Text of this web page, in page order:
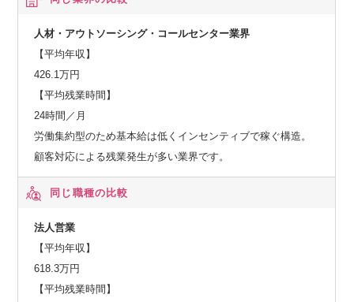
人材・アウトソーシング・コールセンター業界
【平均年収】
426.1万円
【平均残業時間】
24時間／月
労働集約型のため基本給は低くインセンティブで稼ぐ構造。
顧客対応による残業発生が多い業界です。
同じ職種の比較
法人営業
【平均年収】
618.3万円
【平均残業時間】